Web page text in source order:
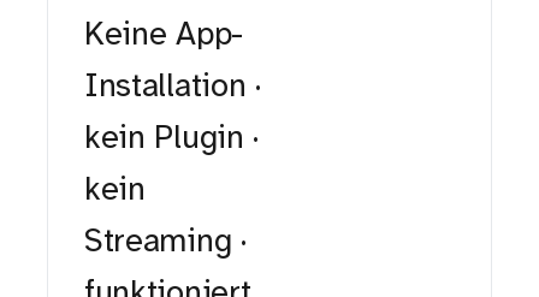
Keine App-
Installation ·
kein Plugin ·
kein
Streaming ·